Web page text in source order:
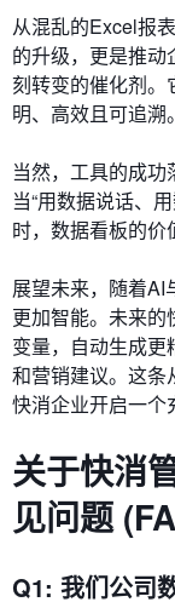
从混乱的Excel报
的升级，更是推动
刻转变的催化剂。
明、高效且可追溯。
当然，工具的成功
当“用数据说话、
时，数据看板的价
展望未来，随着AI
更加智能。未来
变量，自动生成
和营销建议。这条
快消企业开启一个
关于快消
见问题
Q1: 我们公司